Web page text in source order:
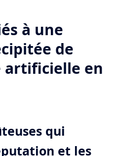
à une
de
artificielle en
qui
et les